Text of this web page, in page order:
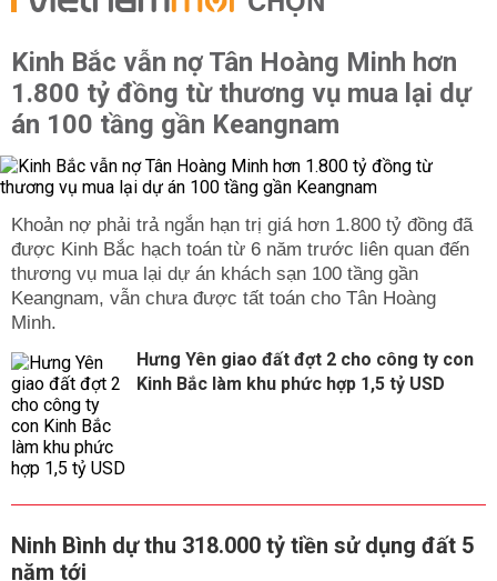
Kinh Bắc vẫn nợ Tân Hoàng Minh hơn
1.800 tỷ đồng từ thương vụ mua lại dự
án 100 tầng gần Keangnam
được Kinh Bắc hạch toán từ 6 năm trước liên quan đến
thương vụ mua lại dự án khách sạn 100 tầng gần
Keangnam, vẫn chưa được tất toán cho Tân Hoàng
Hưng Yên giao đất đợt 2 cho công ty con
Kinh Bắc làm khu phức hợp 1,5 tỷ USD
Ninh Bình dự thu 318.000 tỷ tiền sử dụng đất 5
năm tới